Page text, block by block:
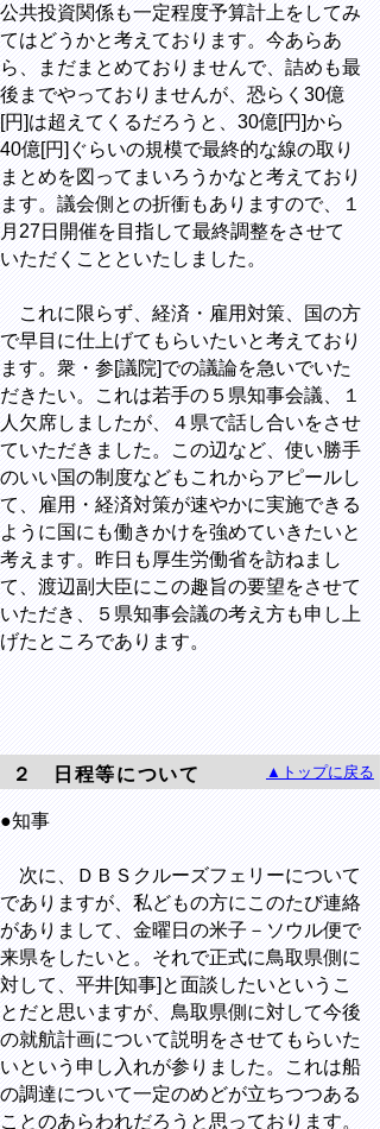
公共投資関係も一定程度予算計上をしてみ
てはどうかと考えております。今あらあ
ら、まだまとめておりませんで、詰めも最
後までやっておりませんが、恐らく30億
[円]は超えてくるだろうと、30億[円]から
40億[円]ぐらいの規模で最終的な線の取り
まとめを図ってまいろうかなと考えており
ます。議会側との折衝もありますので、１
月27日開催を目指して最終調整をさせて
いただくことといたしました。
これに限らず、経済・雇用対策、国の方
で早目に仕上げてもらいたいと考えており
ます。衆・参[議院]での議論を急いでいた
だきたい。これは若手の５県知事会議、１
人欠席しましたが、４県で話し合いをさせ
ていただきました。この辺など、使い勝手
のいい国の制度などもこれからアピールし
て、雇用・経済対策が速やかに実施できる
ように国にも働きかけを強めていきたいと
考えます。昨日も厚生労働省を訪ねまし
て、渡辺副大臣にこの趣旨の要望をさせて
いただき、５県知事会議の考え方も申し上
げたところであります。
２ 日程等について ▲トップに戻る
●知事
次に、ＤＢＳクルーズフェリーについて
でありますが、私どもの方にこのたび連絡
がありまして、金曜日の米子－ソウル便で
来県をしたいと。それで正式に鳥取県側に
対して、平井[知事]と面談したいというこ
とだと思いますが、鳥取県側に対して今後
の就航計画について説明をさせてもらいた
いという申し入れが参りました。これは船
の調達について一定のめどが立ちつつある
ことのあらわれだろうと思っております。